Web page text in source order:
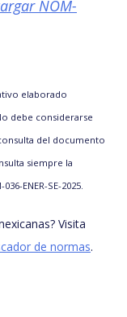
NOM-
elaborado
debe considerarse
del documento
siempre la
ENER-SE-2025.
Visita
de normas.